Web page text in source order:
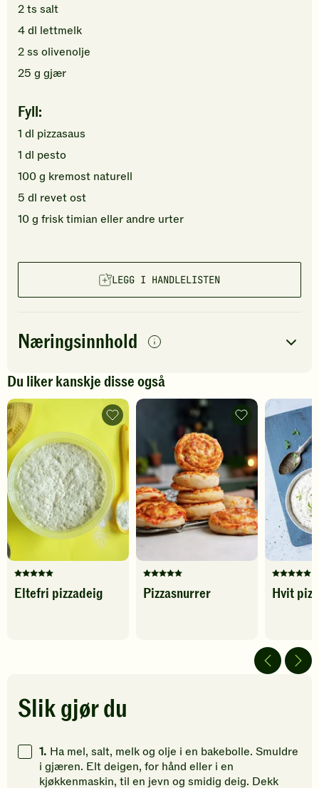
2ts salt
4dl lettmelk
2ss olivenolje
25 g gjær
Fyll:
1 dl pizzasaus
1 dl pesto
100g kremost naturell
5 dl revet ost
10g frisk timian eller andre urter
LEGG I HANDLELISTEN
Næringsinnhold
per porsjon
Navn på
næringsstoffet antall
Energi 4299kcal
Fett
180g
Protein
186g
Karbohydrater
435g
Du liker kanskje disse også
Denne
oppskriften
Klikk
for
gi
din
vurdering.
Eltefri pizzadeig
Eltefri
pizzadeig
legg
favoritter
Denne
oppskriften
din
vurdering.
Pizzasnurrer
Pizzasnurrer
favoritter
Denne
av
5
din
Hvit
Slik gjør du
1. Ha mel, salt, melk og olje i en bakebolle. Smuldre
i gjæren. Elt deigen, for hånd eller i en
kjøkkenmaskin, til en jevn og smidig deig. Dekk